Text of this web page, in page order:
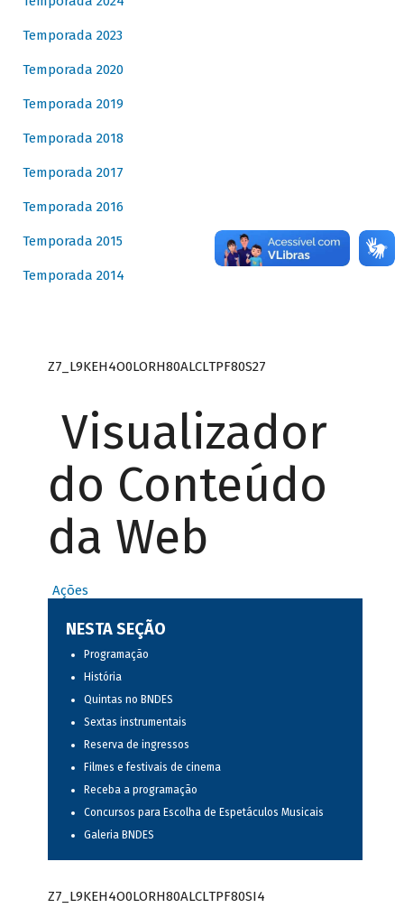
Temporada 2023
Temporada 2020
Temporada 2019
Temporada 2018
Temporada 2017
Temporada 2016
Temporada 2015
Temporada 2014
Z7_L9KEH4O0LORH80ALCLTPF80S27
Visualizador
do Conteúdo
da Web
Ações
NESTA SEÇÃO
Programação
História
Quintas no BNDES
Sextas instrumentais
Reserva de ingressos
Filmes e festivais de cinema
Receba a programação
Concursos para Escolha de Espetáculos Musicais
Galeria BNDES
Z7_L9KEH4O0LORH80ALCLTPF80SI4